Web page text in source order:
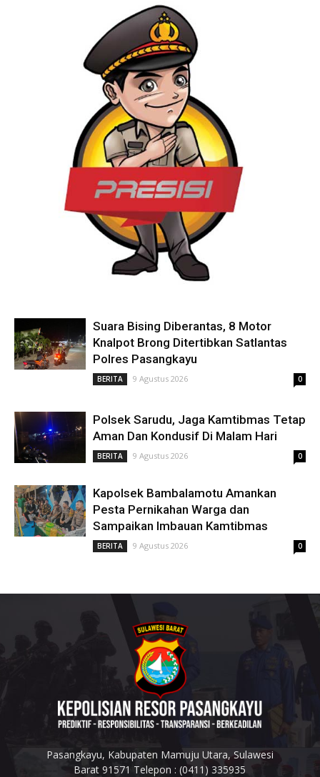
Suara Bising Diberantas, 8 Motor
Knalpot Brong Ditertibkan Satlantas
Polres Pasangkayu
BERITA 9 Agustus 2026 0
Polsek Sarudu, Jaga Kamtibmas Tetap
Aman Dan Kondusif Di Malam Hari
BERITA 9 Agustus 2026 0
Kapolsek Bambalamotu Amankan
Pesta Pernikahan Warga dan
Sampaikan Imbauan Kamtibmas
BERITA 9 Agustus 2026 0
Pasangkayu, Kabupaten Mamuju Utara, Sulawesi
Barat 91571 Telepon : (0411) 335935